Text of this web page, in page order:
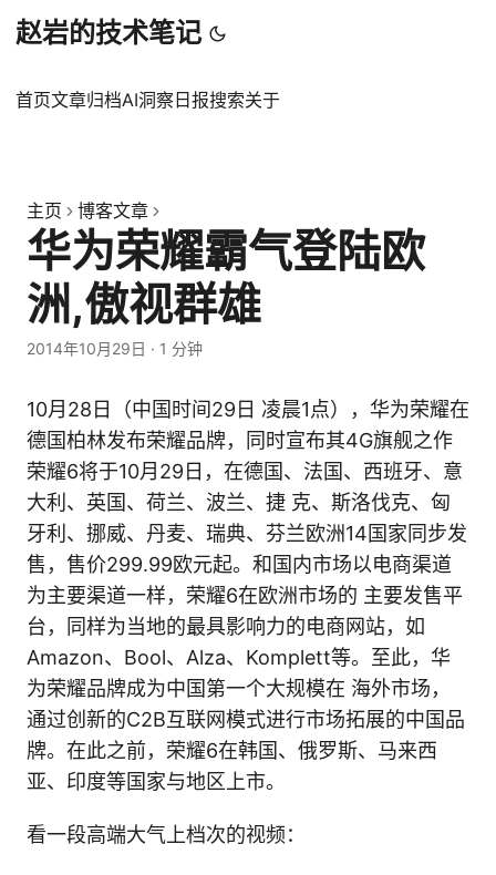
赵岩的技术笔记
首页文章归档AI洞察日报搜索关于
主页 博客文章
华为荣耀霸气登陆欧
洲,傲视群雄
2014年10月29日 · 1 分钟
10月28日（中国时间29日 凌晨1点），华为荣耀在
德国柏林发布荣耀品牌，同时宣布其4G旗舰之作
荣耀6将于10月29日，在德国、法国、西班牙、意
大利、英国、荷兰、波兰、捷 克、斯洛伐克、匈
牙利、挪威、丹麦、瑞典、芬兰欧洲14国家同步发
售，售价299.99欧元起。和国内市场以电商渠道
为主要渠道一样，荣耀6在欧洲市场的 主要发售平
台，同样为当地的最具影响力的电商网站，如
Amazon、Bool、Alza、Komplett等。至此，华
为荣耀品牌成为中国第一个大规模在 海外市场，
通过创新的C2B互联网模式进行市场拓展的中国品
牌。在此之前，荣耀6在韩国、俄罗斯、马来西
亚、印度等国家与地区上市。
看一段高端大气上档次的视频：